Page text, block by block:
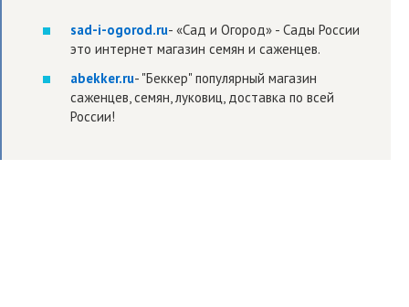
sad-i-ogorod.ru- «Сад и Огород» - Сады России
это интернет магазин семян и саженцев.
abekker.ru- "Беккер" популярный магазин
саженцев, семян, луковиц, доставка по всей
России!